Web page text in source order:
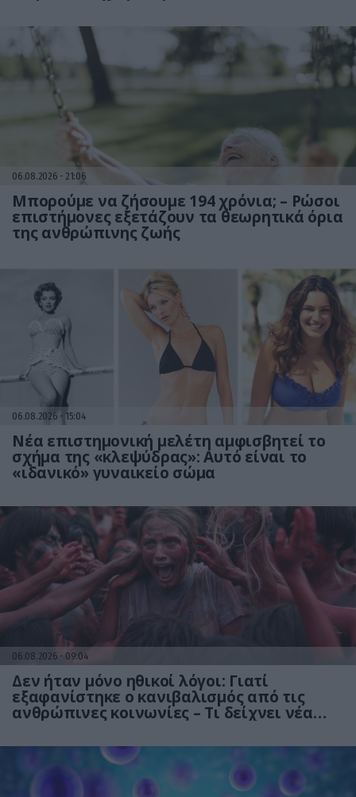
06.08.2026 21:06
Μπορούμε να ζήσουμε 194 χρόνια; – Ρώσοι
επιστήμονες εξετάζουν τα θεωρητικά όρια
της ανθρώπινης ζωής
06.08.2026 15:04
Νέα επιστημονική μελέτη αμφισβητεί το
σχήμα της «κλεψύδρας»: Αυτό είναι το
«ιδανικό» γυναικείο σώμα
06.08.2026 09:04
Δεν ήταν μόνο ηθικοί λόγοι: Γιατί
εξαφανίστηκε ο κανιβαλισμός από τις
ανθρώπινες κοινωνίες – Τι δείχνει νέα